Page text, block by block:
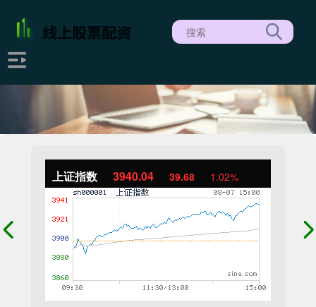
上证指数 3940.04 39.68 1.02%